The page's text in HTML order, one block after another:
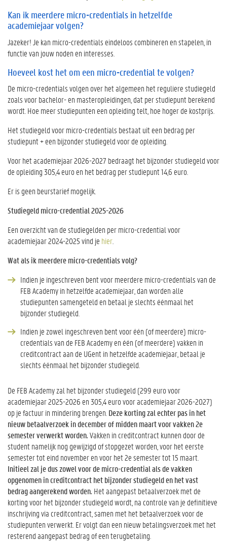
Kan ik meerdere micro-credentials in hetzelfde
academiejaar volgen?
Jazeker! Je kan micro-credentials eindeloos combineren en stapelen, in
functie van jouw noden en interesses.
Hoeveel kost het om een micro-credential te volgen?
De micro-credentials volgen over het algemeen het reguliere studiegeld
zoals voor bachelor- en masteropleidingen, dat per studiepunt berekend
wordt. Hoe meer studiepunten een opleiding telt, hoe hoger de kostprijs.
Het studiegeld voor micro-credentials bestaat uit een bedrag per
studiepunt + een bijzonder studiegeld voor de opleiding.
Voor het academiejaar 2026-2027 bedraagt het bijzonder studiegeld voor
de opleiding 305,4 euro en het bedrag per studiepunt 14,6 euro.
Er is geen beurstarief mogelijk.
Studiegeld micro-credential 2025-2026
Een overzicht van de studiegelden per micro-credential voor
academiejaar 2024-2025 vind je hier.
Wat als ik meerdere micro-credentials volg?
Indien je ingeschreven bent voor meerdere micro-credentials van de
FEB Academy in hetzelfde academiejaar, dan worden alle
studiepunten samengeteld en betaal je slechts éénmaal het
bijzonder studiegeld.
Indien je zowel ingeschreven bent voor één (of meerdere) micro-
credentials van de FEB Academy en één (of meerdere) vakken in
creditcontract aan de UGent in hetzelfde academiejaar, betaal je
slechts éénmaal het bijzonder studiegeld.
De FEB Academy zal het bijzonder studiegeld (299 euro voor
academiejaar 2025-2026 en 305,4 euro voor academiejaar 2026-2027)
op je factuur in mindering brengen.Deze korting zal echter pas in het
nieuw betaalverzoek in december of midden maart voor vakken 2e
semester verwerkt worden.Vakken in creditcontract kunnen door de
student namelijk nog gewijzigd of stopgezet worden, voor het eerste
semester tot eind november en voor het 2e semester tot 15 maart.
Initieel zal je dus zowel voor de micro-credential als de vakken
opgenomen in creditcontract het bijzonder studiegeld en het vast
bedrag aangerekend worden. Het aangepast betaalverzoek met de
korting voor het bijzonder studiegeld wordt, na controle van je definitieve
inschrijving via creditcontract, samen met het betaalverzoek voor de
studiepunten verwerkt. Er volgt dan een nieuw betalingsverzoek met het
resterend aangepast bedrag of een terugbetaling.